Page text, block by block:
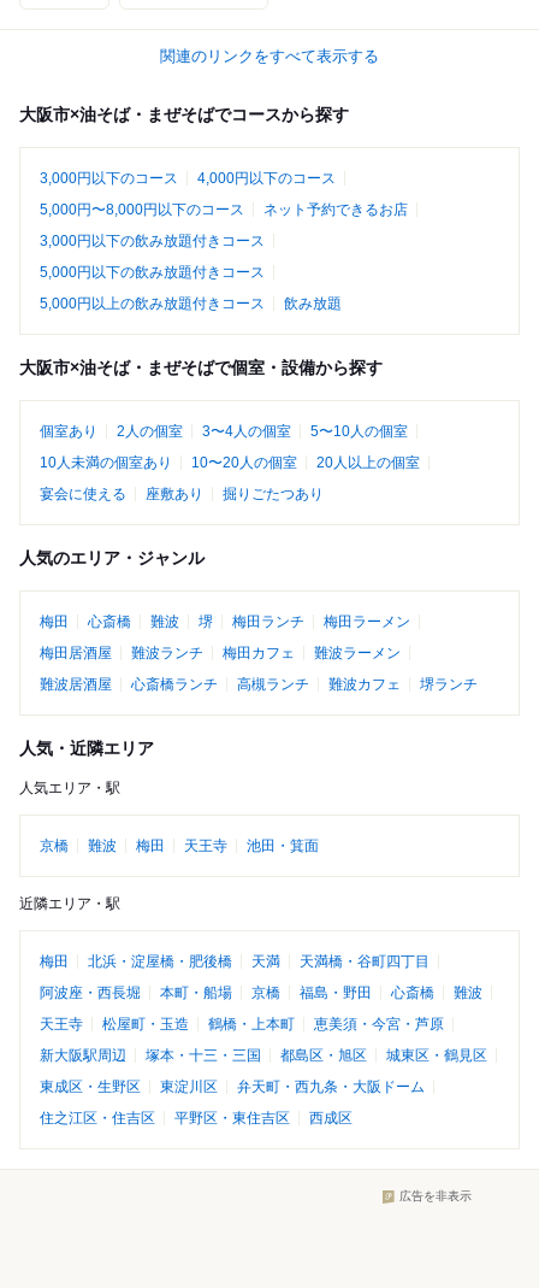
関連のリンクをすべて表示する
大阪市×油そば・まぜそばでコースから探す
3,000円以下のコース
4,000円以下のコース
5,000円〜8,000円以下のコース
ネット予約できるお店
3,000円以下の飲み放題付きコース
5,000円以下の飲み放題付きコース
5,000円以上の飲み放題付きコース
飲み放題
大阪市×油そば・まぜそばで個室・設備から探す
個室あり 2人の個室 3〜4人の個室
5〜10人の個室
10人未満の個室あり
10〜20人の個室
20人以上の個室
宴会に使える
座敷あり 掘りごたつあり
人気のエリア・ジャンル
梅田 心斎橋 難波 堺 梅田ランチ
梅田ラーメン
梅田居酒屋
難波ランチ 梅田カフェ
難波ラーメン
難波居酒屋
心斎橋ランチ 高槻ランチ 難波カフェ 堺ランチ
人気・近隣エリア
人気エリア・駅
京橋 難波 梅田 天王寺 池田・箕面
近隣エリア・駅
梅田 北浜・淀屋橋・肥後橋 天満
天満橋・谷町四丁目
阿波座・西長堀
本町・船場 京橋 福島・野田 心斎橋
難波
天王寺
松屋町・玉造 鶴橋・上本町
恵美須・今宮・芦原
新大阪駅周辺
塚本・十三・三国 都島区・旭区
城東区・鶴見区
東成区・生野区
東淀川区
弁天町・西九条・大阪ドーム
住之江区・住吉区
平野区・東住吉区 西成区
広告を非表示